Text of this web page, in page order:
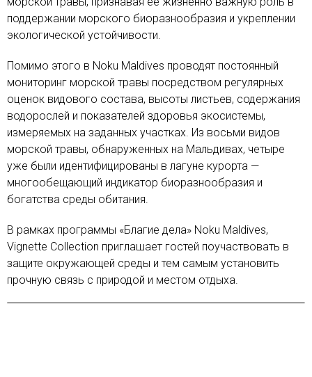
поддержании морского биоразнообразия и укреплении
экологической устойчивости.
Помимо этого в Noku Maldives проводят постоянный
мониторинг морской травы посредством регулярных
оценок видового состава, высоты листьев, содержания
водорослей и показателей здоровья экосистемы,
измеряемых на заданных участках. Из восьми видов
морской травы, обнаруженных на Мальдивах, четыре
уже были идентифицированы в лагуне курорта —
многообещающий индикатор биоразнообразия и
богатства среды обитания.
В рамках программы «Благие дела» Noku Maldives,
Vignette Collection приглашает гостей поучаствовать в
защите окружающей среды и тем самым установить
прочную связь с природой и местом отдыха.